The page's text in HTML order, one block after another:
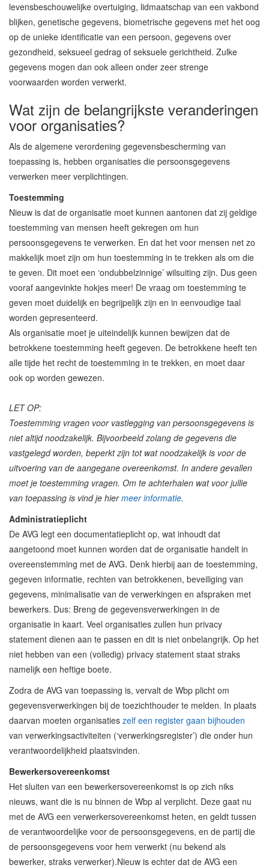
levensbeschouwelijke overtuiging, lidmaatschap van een vakbond
blijken, genetische gegevens, biometrische gegevens met het oog
op de unieke identificatie van een persoon, gegevens over
gezondheid, seksueel gedrag of seksuele gerichtheid. Zulke
gegevens mogen dan ook alleen onder zeer strenge
voorwaarden worden verwerkt.
Wat zijn de belangrijkste veranderingen
voor organisaties?
Als de algemene verordening gegevensbescherming van
toepassing is, hebben organisaties die persoonsgegevens
verwerken meer verplichtingen.
Toestemming
Nieuw is dat de organisatie moet kunnen aantonen dat zij geldige
toestemming van mensen heeft gekregen om hun
persoonsgegevens te verwerken. En dat het voor mensen net zo
makkelijk moet zijn om hun toestemming in te trekken als om die
te geven. Dit moet een ‘ondubbelzinnige’ wilsuiting zijn. Dus geen
vooraf aangevinkte hokjes meer! De vraag om toestemming te
geven moet duidelijk en begrijpelijk zijn en in eenvoudige taal
worden gepresenteerd.
Als organisatie moet je uiteindelijk kunnen bewijzen dat de
betrokkene toestemming heeft gegeven. De betrokkene heeft ten
alle tijde het recht de toestemming in te trekken, en moet daar
ook op worden gewezen.
LET OP:
Toestemming vragen voor vastlegging van persoonsgegevens is
niet altijd noodzakelijk. Bijvoorbeeld zolang de gegevens die
vastgelegd worden, beperkt zijn tot wat noodzakelijk is voor de
uitvoering van de aangegane overeenkomst. In andere gevallen
moet je toestemming vragen. Om te achterhalen wat voor jullie
van toepassing is vind je hiermeer informatie.
Administratieplicht
De AVG legt een documentatieplicht op, wat inhoudt dat
aangetoond moet kunnen worden dat de organisatie handelt in
overeenstemming met de AVG. Denk hierbij aan de toestemming,
gegeven informatie, rechten van betrokkenen, beveiliging van
gegevens, minimalisatie van de verwerkingen en afspraken met
bewerkers. Dus: Breng de gegevensverwerkingen in de
organisatie in kaart. Veel organisaties zullen hun privacy
statement dienen aan te passen en dit is niet onbelangrijk. Op het
niet hebben van een (volledig) privacy statement staat straks
namelijk een heftige boete.
Zodra de AVG van toepassing is, vervalt de Wbp plicht om
gegevensverwerkingen bij de toezichthouder te melden. In plaats
daarvan moeten organisaties zelf een register gaan bijhouden
van verwerkingsactiviteiten (‘verwerkingsregister’) die onder hun
verantwoordelijkheid plaatsvinden.
Bewerkersovereenkomst
Het sluiten van een bewerkersovereenkomst is op zich niks
nieuws, want die is nu binnen de Wbp al verplicht. Deze gaat nu
met de AVG een verwerkersovereenkomst heten, en geldt tussen
de verantwoordelijke voor de persoonsgegevens, en de partij die
de persoonsgegevens voor hem verwerkt (nu bekend als
bewerker, straks verwerker).Nieuw is echter dat de AVG een